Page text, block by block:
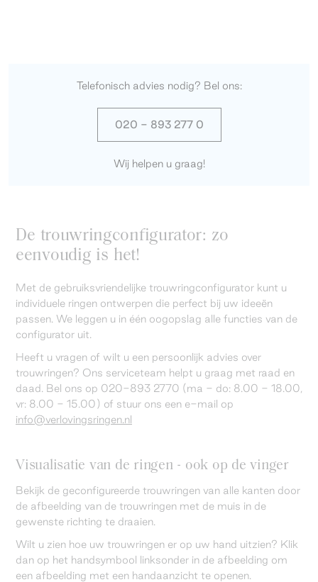
Telefonisch advies nodig? Bel ons:
020 - 893 277 0
Wij helpen u graag!
De trouwringconfigurator: zo
eenvoudig is het!
Met de gebruiksvriendelijke trouwringconfigurator kunt u
individuele ringen ontwerpen die perfect bij uw ideeën
passen. We leggen u in één oogopslag alle functies van de
configurator uit.
Heeft u vragen of wilt u een persoonlijk advies over
trouwringen? Ons serviceteam helpt u graag met raad en
daad. Bel ons op 020-893 2770 (ma - do: 8.00 - 18.00,
vr: 8.00 - 15.00) of stuur ons een e-mail op
info@verlovingsringen.nl
Visualisatie van de ringen - ook op de vinger
Bekijk de geconfigureerde trouwringen van alle kanten door
de afbeelding van de trouwringen met de muis in de
gewenste richting te draaien.
Wilt u zien hoe uw trouwringen er op uw hand uitzien? Klik
dan op het handsymbool linksonder in de afbeelding om
een afbeelding met een handaanzicht te openen.